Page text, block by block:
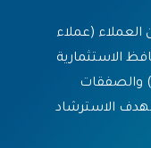
(عملاء
الاستثمارية
والصفقات
الاسترشاد